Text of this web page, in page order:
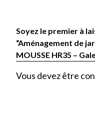
Soyez le premier à
“Aménagement de
MOUSSE HR35 –
Vous devez être